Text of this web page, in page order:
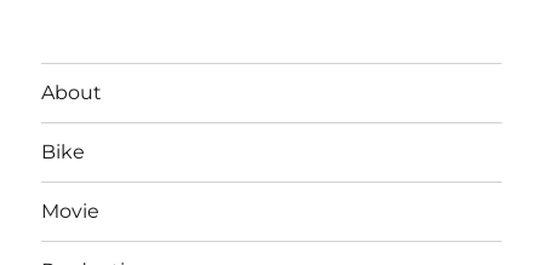
About
Bike
Movie